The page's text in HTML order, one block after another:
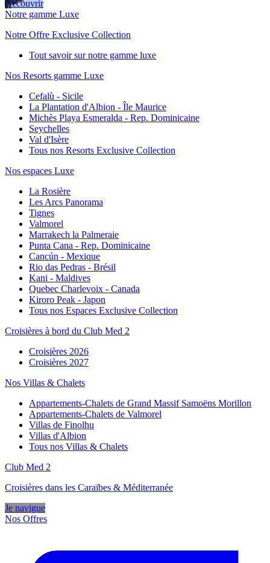
Découvrir
Notre gamme Luxe
Notre Offre Exclusive Collection
Tout savoir sur notre gamme luxe
Nos Resorts gamme Luxe
Cefalù - Sicile
La Plantation d'Albion - Île Maurice
Michès Playa Esmeralda - Rep. Dominicaine
Seychelles
Val d'Isère
Tous nos Resorts Exclusive Collection
Nos espaces Luxe
La Rosière
Les Arcs Panorama
Tignes
Valmorel
Marrakech la Palmeraie
Punta Cana - Rep. Dominicaine
Cancún - Mexique
Rio das Pedras - Brésil
Kani - Maldives
Quebec Charlevoix - Canada
Kiroro Peak - Japon
Tous nos Espaces Exclusive Collection
Croisières à bord du Club Med 2
Croisières 2026
Croisières 2027
Nos Villas & Chalets
Appartements-Chalets de Grand Massif Samoëns Morillon
Appartements-Chalets de Valmorel
Villas de Finolhu
Villas d'Albion
Tous nos Villas & Chalets
Club Med 2
Croisières dans les Caraïbes & Méditerranée
Je navigue
Nos Offres